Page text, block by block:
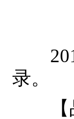
2015
录。
【品